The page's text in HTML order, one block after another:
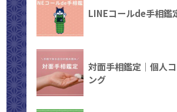
LINEコールde手相鑑
対面手相鑑定｜個人
ング